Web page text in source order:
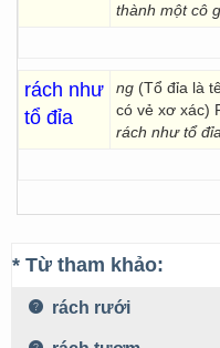
thành một cô
rách như
tổ đỉa
ng (Tổ đỉa là
có vẻ xơ xác)
rách như tổ
* Từ tham khảo:
rách rưới